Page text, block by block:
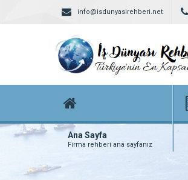
info@isdunyasirehberi.net
Ana Sayfa
Firma rehberi ana sayfanız